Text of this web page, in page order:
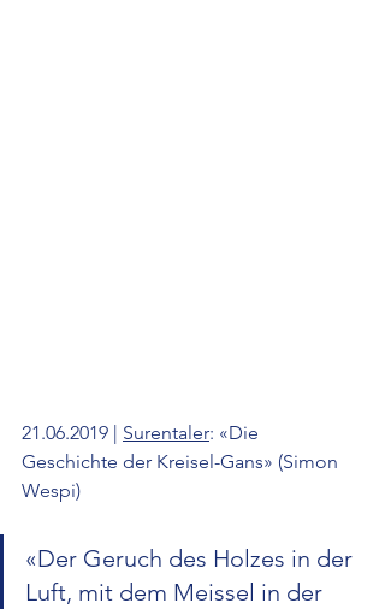
21.06.2019 | Surentaler: «Die
Geschichte der Kreisel-Gans» (Simon
Wespi)
«Der Geruch des Holzes in der
Luft, mit dem Meissel in der